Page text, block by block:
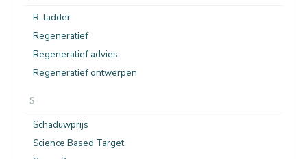
R-ladder
Regeneratief
Regeneratief advies
Regeneratief ontwerpen
S
Schaduwprijs
Science Based Target